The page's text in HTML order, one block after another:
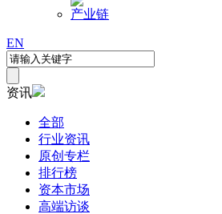
产业链
EN
资讯
全部
行业资讯
原创专栏
排行榜
资本市场
高端访谈